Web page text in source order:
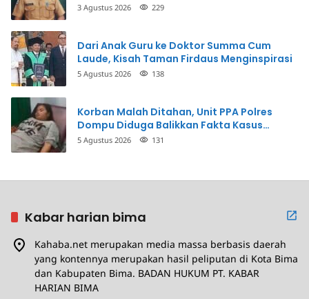
3 Agustus 2026 229
Dari Anak Guru ke Doktor Summa Cum
Laude, Kisah Taman Firdaus Menginspirasi
5 Agustus 2026 138
Korban Malah Ditahan, Unit PPA Polres
Dompu Diduga Balikkan Fakta Kasus
Penganiayaan
5 Agustus 2026 131
Kabar harian bima
Kahaba.net merupakan media massa berbasis daerah
yang kontennya merupakan hasil peliputan di Kota Bima
dan Kabupaten Bima. BADAN HUKUM PT. KABAR
HARIAN BIMA